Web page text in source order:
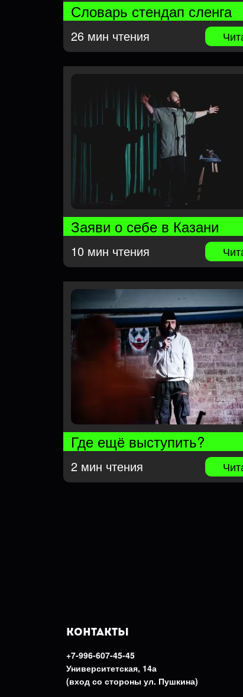
Словарь стендап сленга
26 мин чтения
Заяви о себе в Казани
10 мин чтения
Где ещё выступить?
2 мин чтения
КОНТАКТЫ
+7-996-607-45-45
Университетская, 14а
(вход со стороны ул. Пушкина)